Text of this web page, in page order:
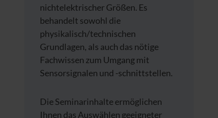
nichtelektrischer Größen. Es
behandelt sowohl die
physikalisch/technischen
Grundlagen, als auch das nötige
Fachwissen zum Umgang mit
Sensorsignalen und -schnittstellen.
Die Seminarinhalte ermöglichen
Ihnen das Auswählen geeigneter